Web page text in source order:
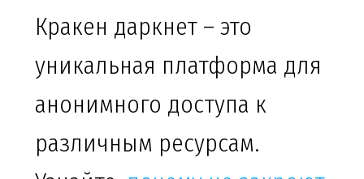
Кракен даркнет – это
уникальная платформа для
анонимного доступа к
различным ресурсам.